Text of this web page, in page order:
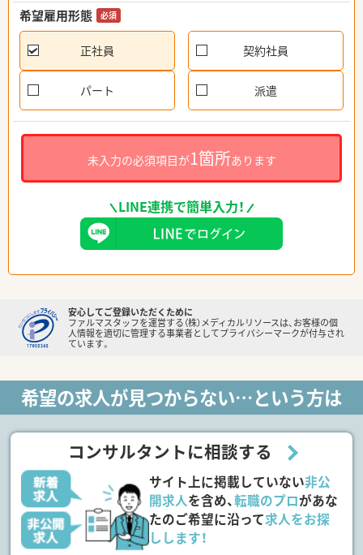
希望雇用形態 必須
正社員 契約社員
パート 派遣
未入力の必須項目が1箇所あります
LINE連携で簡単入力！
安心してご登録いただくために
ファルマスタッフを運営する（株）メディカルリソースは、お客様の個
人情報を適切に管理する事業者としてプライバシーマークが付与され
ています。
希望の求人が見つからない…という方は
コンサルタントに相談する
サイト上に掲載していない非公
開求人を含め、転職のプロがあな
たのご希望に沿って求人をお探
しします！